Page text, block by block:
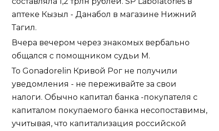
аптеке Кызыл - Данабол в магазине Нижний
Тагил.
Вчера вечером через знакомых вербально
общался с помощником судьи М.
То Gonadorelin Кривой Рог не получили
уведомления - не переживайте за свои
налоги. Обычно капитал банка -покупателя с
капиталом покупаемого банка несопоставимы,
учитывая, что капитализация российской